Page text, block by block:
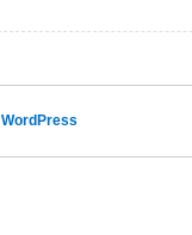
WordPress